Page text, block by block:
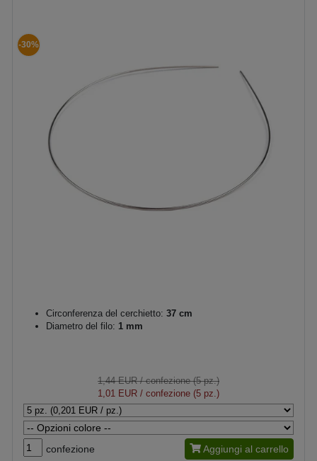
-30%
Circonferenza del cerchietto: 37 cm
Diametro del filo: 1 mm
1,44 EUR/ confezione (5 pz.)
1,01 EUR / confezione (5 pz.)
confezione Aggiungi al carrello